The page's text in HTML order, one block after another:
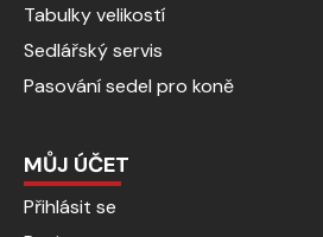
Tabulky velikostí
Sedlářský servis
Pasování sedel pro koně
MŮJ ÚČET
Přihlásit se